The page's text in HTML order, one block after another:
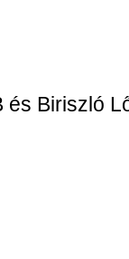
és Biriszló